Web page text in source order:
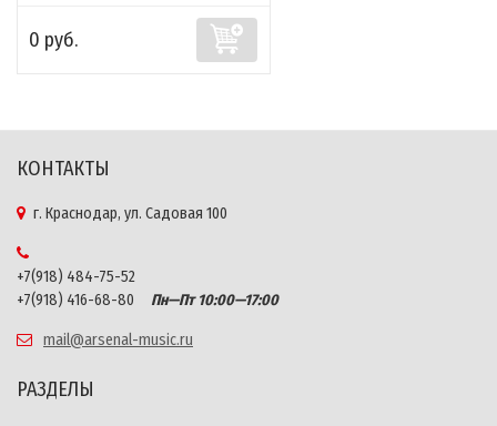
0 руб.
КОНТАКТЫ
г. Краснодар, ул. Садовая 100
+7(918) 484-75-52
+7(918) 416-68-80
Пн—Пт 10:00—17:00
mail@arsenal-music.ru
РАЗДЕЛЫ